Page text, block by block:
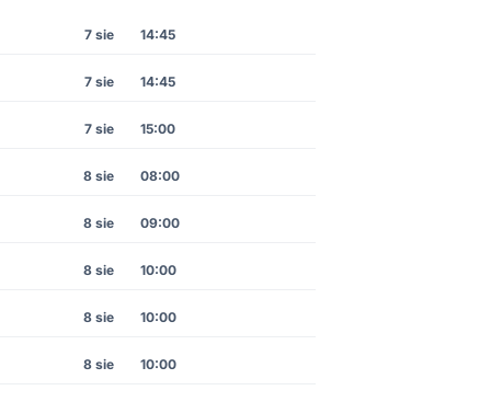
7 sie 14:45
7 sie 14:45
7 sie 15:00
8 sie 08:00
8 sie 09:00
8 sie 10:00
8 sie 10:00
8 sie 10:00